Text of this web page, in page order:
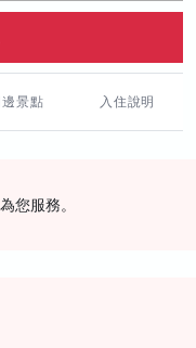
邊景點 入住說明
您服務。